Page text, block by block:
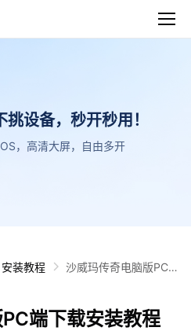
设备，秒开秒用！
，高清大屏，自由多开
安装教程
沙威玛传奇电脑版PC
端下载安装教程